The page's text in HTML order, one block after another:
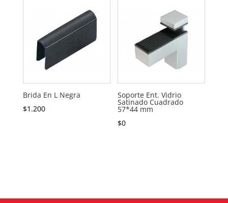
Brida En L Negra
$1.200
Soporte Ent. Vidrio
Satinado Cuadrado
57*44 mm
$0